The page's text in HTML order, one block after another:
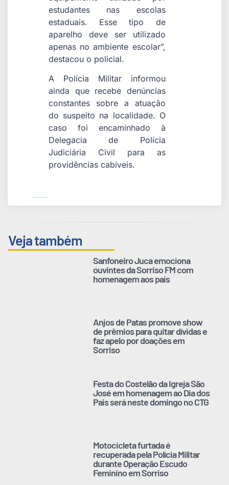
estudantes nas escolas
estaduais. Esse tipo de
aparelho deve ser utilizado
apenas no ambiente escolar”,
destacou o policial.
A Polícia Militar informou
ainda que recebe denúncias
constantes sobre a atuação
do suspeito na localidade. O
caso foi encaminhado à
Delegacia de Polícia
Judiciária Civil para as
providências cabíveis.
Veja também
Sanfoneiro Juca emociona
ouvintes da Sorriso FM com
homenagem aos pais
Anjos de Patas promove show
de prêmios para quitar dívidas e
faz apelo por doações em
Sorriso
Festa do Costelão da Igreja São
José em homenagem ao Dia dos
Pais será neste domingo no CTG
Motocicleta furtada é
recuperada pela Polícia Militar
durante Operação Escudo
Feminino em Sorriso